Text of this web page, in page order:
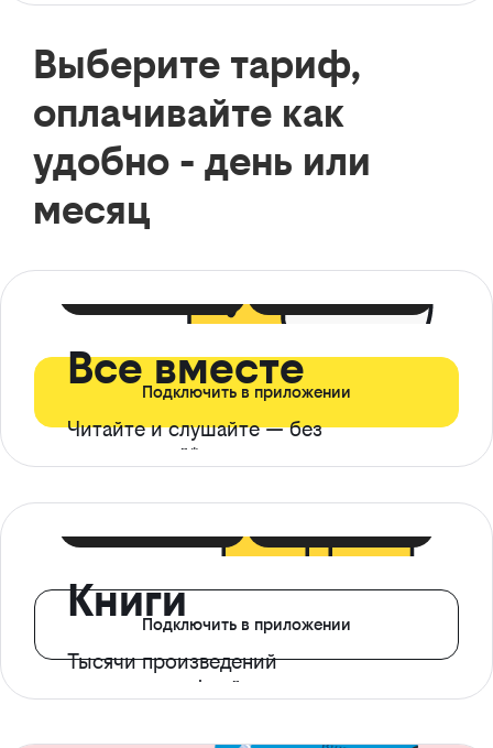
Выберите тариф,
оплачивайте как
удобно - день или
месяц
Все вместе
Читайте и слушайте — без
ограничений*
Подключить в приложении
Книги
Тысячи произведений
с доступом офлайн
Подключить в приложении